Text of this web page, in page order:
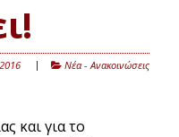
Νέα - Ανακοινώσεις
και για το